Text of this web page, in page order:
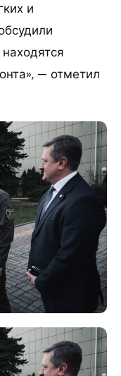
и
— отметил